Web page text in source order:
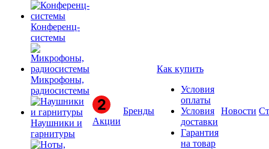
Конференц-
системы
Микрофоны,
радиосистемы
Наушники и
гарнитуры
Акции
Бренды
Как купить
Условия
оплаты
Условия
доставки
Гарантия
на товар
Новости